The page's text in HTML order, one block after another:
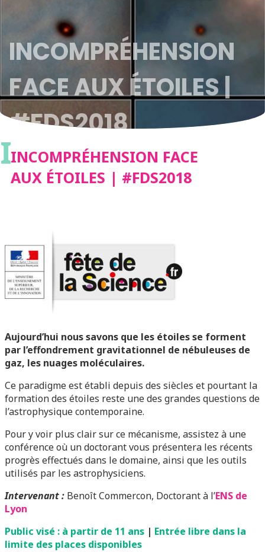
INCOMPRÉHENSION
FACE AUX ÉTOILES |
#FDS2018
IINCOMPRÉHENSION FACE
AUX ÉTOILES | #FDS2018
Aujourd’hui nous savons que les étoiles se forment
par l’effondrement gravitationnel de nébuleuses de
gaz, les nuages moléculaires.
Ce paradigme est établi depuis des siècles et pourtant la
formation des étoiles reste une des grandes questions de
l’astrophysique contemporaine.
Pour y voir plus clair sur ce mécanisme, assistez à une
conférence où un doctorant vous présentera les récents
progrès effectués dans le domaine, ainsi que les outils
utilisés par les astrophysiciens.
Intervenant : Benoît Commercon, Doctorant à l’ENS de
Lyon
Public visé : à partir de 11 ans | Entrée libre dans la
limite des places disponibles